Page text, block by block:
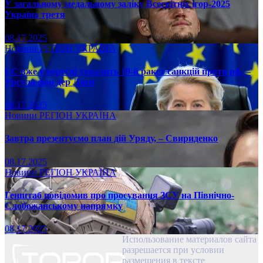
У загальному медальному заліку Всесвітніх ігор-2025
Україна третя
08.17.2025
НовиниРЕГІОН УКРАЇНА
ЄС вже у вересні ухвалить 19-й ракет санкцій проти рф, –
Урсула фон дер Ляєн
08.17.2025
Новини РЕГІОН УКРАЇНА
Завтра презентуємо план дій Уряду, – Свириденко
08.17.2025
НовиниРЕГІОНУКРАЇНА
Генштаб повідомив про просування ЗСУ на Північно-
Слобожанському напрямку
08.17.2025
Использование материалов сайта
разрешается при условии
размещения в тексте